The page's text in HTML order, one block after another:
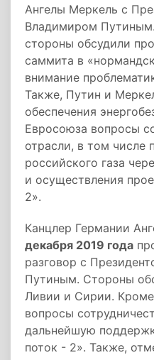
Ангелы Меркель с
Владимиром
стороны обсудили
саммита в
внимание
Также, Путин и
обеспечения
Евросоюза вопросы
отрасли, в том числе
российского газа
и осуществления
2».
Канцлер Германии
декабря 2019 года
разговор с
Путиным. Стороны
Ливии и Сирии. Кроме
вопросы
дальнейшую
поток - 2». Также,